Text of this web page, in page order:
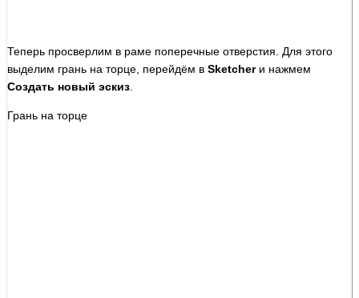
Теперь просверлим в раме поперечные отверстия. Для этого
выделим грань на торце, перейдём в Sketcherи нажмем
Создать новый эскиз
Грань на торце